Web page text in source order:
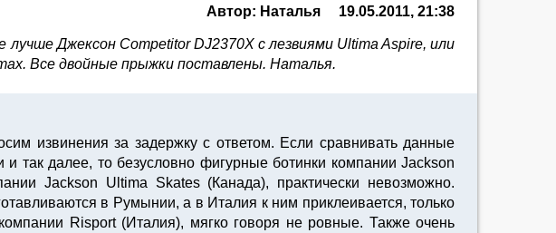
Автор: Наталья 19.05.2011, 21:38
Джексон Competitor DJ2370X с лезвиями Ultima Aspire, или
Все двойные прыжки поставлены. Наталья.
извинения за задержку с ответом. Если сравнивать данные
так далее, то безусловно фигурные ботинки компании Jackson
Jackson Ultima Skates (Канада), практически невозможно.
в Румынии, а в Италия к ним приклеивается, только
Risport (Италия), мягко говоря не ровные. Также очень